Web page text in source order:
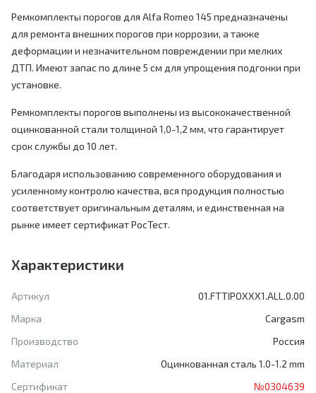
Ремкомплекты порогов для Alfa Romeo 145 предназначены
для ремонта внешних порогов при коррозии, а также
деформации и незначительном повреждении при мелких
ДТП. Имеют запас по длине 5 см для упрощения подгонки при
установке.
Ремкомплекты порогов выполнены из высококачественной
оцинкованной стали толщиной 1,0-1,2 мм, что гарантирует
срок службы до 10 лет.
Благодаря использованию современного оборудования и
усиленному контролю качества, вся продукция полностью
соответствует оригинальным деталям, и единственная на
рынке имеет сертификат РосТест.
Характеристики
Артикул
01.FTTIPOXXX1.ALL.0.00
Марка
Cargasm
Производство
Россия
Материал
Оцинкованная сталь 1.0-1.2 mm
Сертификат
№0304639